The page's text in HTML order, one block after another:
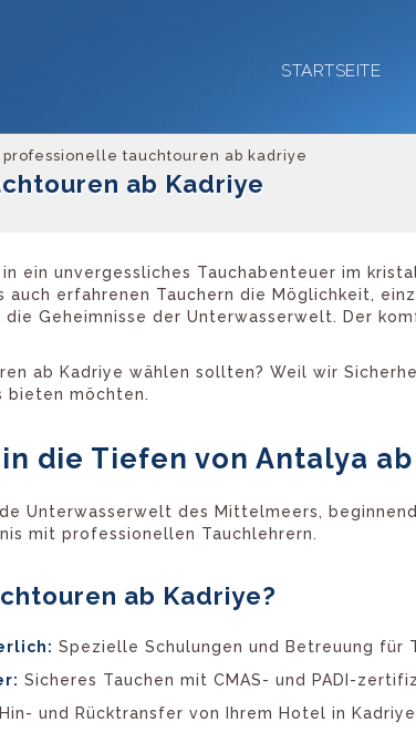
STARTSEITE
professionelle tauchtouren ab kadriye
ab Kadriye
ein unvergessliches Tauchabenteuer im
auch erfahrenen Tauchern die Möglichkeit,
die Geheimnisse der Unterwasserwelt. Der
ab Kadriye wählen sollten? Weil wir
bieten möchten.
die Tiefen von Antalya
Unterwasserwelt des Mittelmeers,
mit professionellen Tauchlehrern.
ab Kadriye?
Spezielle Schulungen und Betreuung für
Sicheres Tauchen mit CMAS- und PADI-
Hin- und Rücktransfer von Ihrem Hotel in